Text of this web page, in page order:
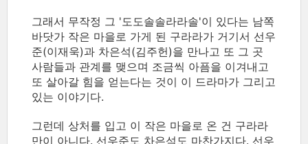
그래서 무작정 그 '도도솔솔라라솔'이 있다는 남쪽
바닷가 작은 마을로 가게 된 구라라가 거기서 선우
준(이재욱)과 차은석(김주헌)을 만나고 또 그 곳
사람들과 관계를 맺으며 조금씩 아픔을 이겨내고
또 살아갈 힘을 얻는다는 것이 이 드라마가 그리고
있는 이야기다.
그런데 상처를 입고 이 작은 마을로 온 건 구라라
만이 아니다. 선우준도 차은석도 마찬가지다. 선우